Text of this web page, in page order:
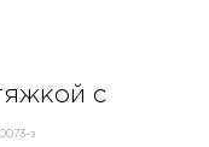
с
з